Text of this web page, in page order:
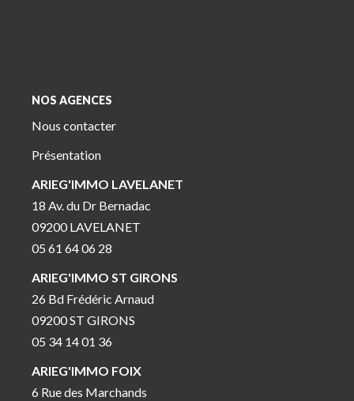
NOS AGENCES
Nous contacter
Présentation
ARIEG'IMMO LAVELANET
18 Av. du Dr Bernadac
09200 LAVELANET
05 61 64 06 28
ARIEG'IMMO ST GIRONS
26 Bd Frédéric Arnaud
09200 ST GIRONS
05 34 14 01 36
ARIEG'IMMO FOIX
6 Rue des Marchands